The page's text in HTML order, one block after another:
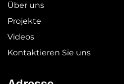
Über uns
Projekte
Videos
Kontaktieren Sie uns